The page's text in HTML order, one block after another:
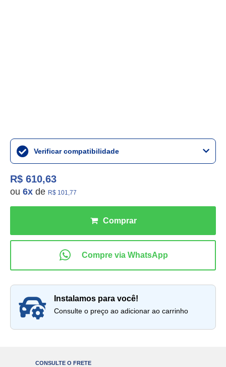
Verificar compatibilidade
R$ 610,63
ou 6x de R$ 101,77
instalamos para você!
Consulte o preço ao adicionar ao carrinho
CONSULTE O FRETE